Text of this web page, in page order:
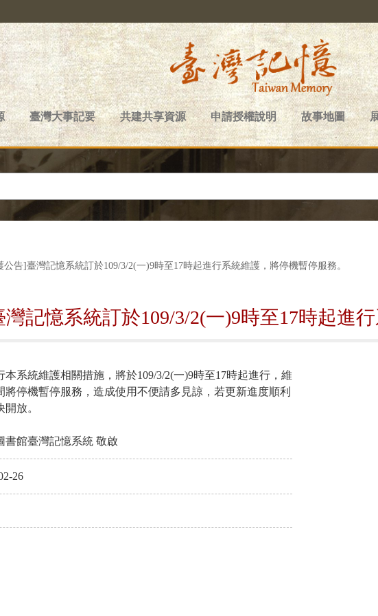
臺灣大事記要 共建共享資源 申請授權說明 故事地圖
告]臺灣記憶系統訂於109/3/2(一)9時至17時起進行系統維護，將停機暫停服務。
記憶系統訂於109/3/2(一)9時至17時起進
本系統維護相關措施，將於109/3/2(一)9時至17時起進行，維
將停機暫停服務，造成使用不便請多見諒，若更新進度順利
開放。
書館臺灣記憶系統 敬啟
26